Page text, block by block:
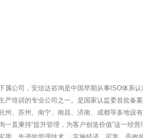
属公司，安信达咨询是中国早期从事ISO体系
产培训的专业公司之一。是国家认监委首批备
州、苏州、南宁、南昌、济南、成都等多地设
直秉持“提升管理，为客户创造价值”这一经